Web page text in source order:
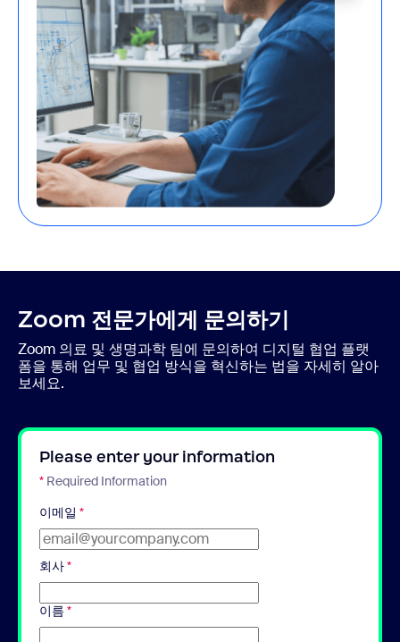
Zoom 전문가에게 문의하기
Zoom 의료 및 생명과학 팀에 문의하여 디지털 협업 플랫
폼을 통해 업무 및 협업 방식을 혁신하는 법을 자세히 알아
보세요.
Please enter your information
* Required Information
이메일 *
회사*
이름 *